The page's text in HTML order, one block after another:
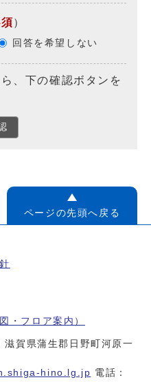
）
回答を希望しない
、下の確認ボタンを
ページの先頭へ戻る
図・フロア案内）
賀県蒲生郡日野町河原一
hino.lg.jp 電話：